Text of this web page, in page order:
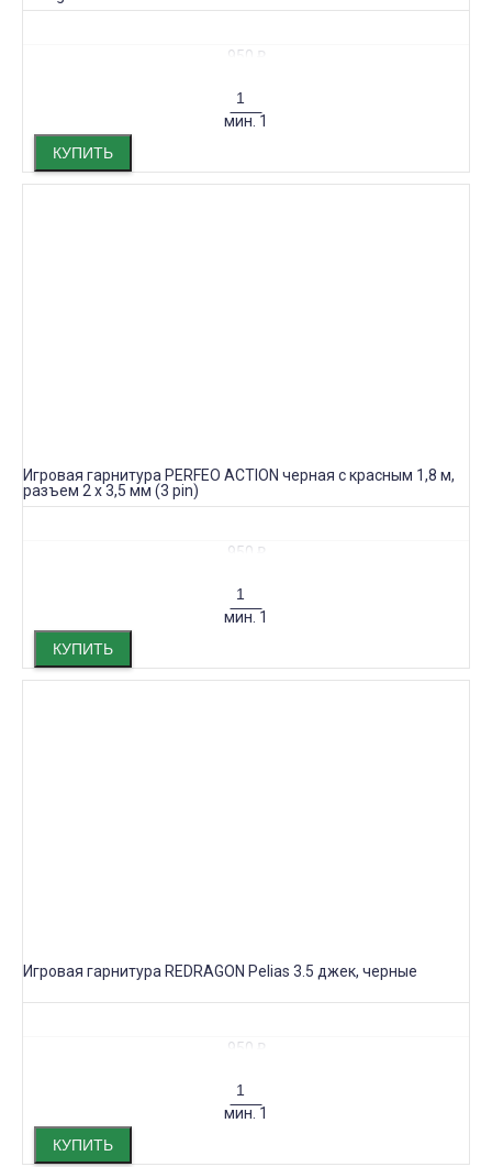
950 ₽
мин. 1
КУПИТЬ
Игровая гарнитура PERFEO ACTION черная с красным 1,8 м,
разъем 2 x 3,5 мм (3 pin)
950 ₽
мин. 1
КУПИТЬ
Игровая гарнитура REDRAGON Pelias 3.5 джек, черные
950 ₽
мин. 1
КУПИТЬ